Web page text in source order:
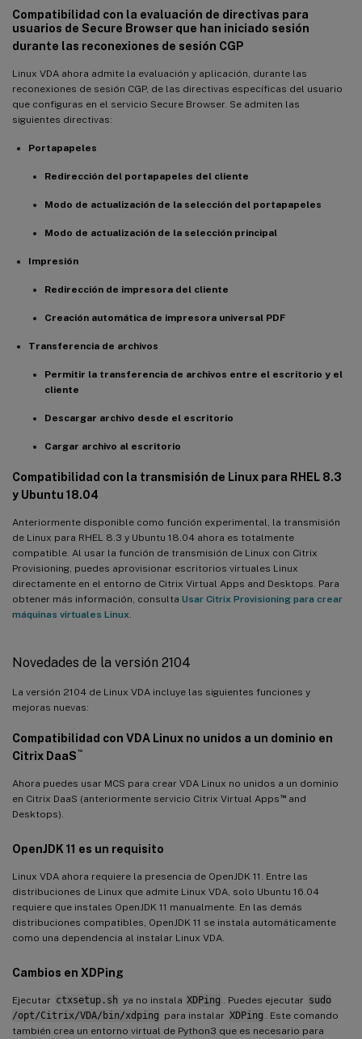
Compatibilidad con la evaluación de directivas para
usuarios de Secure Browser que han iniciado sesión
durante las reconexiones de sesión CGP
Linux VDA ahora admite la evaluación y aplicación, durante las
reconexiones de sesión CGP, de las directivas específicas del usuario
que configuras en el servicio Secure Browser. Se admiten las
siguientes directivas:
Portapapeles
Redirección del portapapeles del cliente
Modo de actualización de la selección del portapapeles
Modo de actualización de la selección principal
Impresión
Redirección de impresora del cliente
Creación automática de impresora universal PDF
Transferencia de archivos
Permitir la transferencia de archivos entre el escritorio y el
cliente
Descargar archivo desde el escritorio
Cargar archivo al escritorio
Compatibilidad con la transmisión de Linux para RHEL 8.3
y Ubuntu 18.04
Anteriormente disponible como función experimental, la transmisión
de Linux para RHEL 8.3 y Ubuntu 18.04 ahora es totalmente
compatible. Al usar la función de transmisión de Linux con Citrix
Provisioning, puedes aprovisionar escritorios virtuales Linux
directamente en el entorno de Citrix Virtual Apps and Desktops. Para
obtener más información, consulta Usar Citrix Provisioning para crear
máquinas virtuales Linux
Novedades de la versión 2104
La versión 2104 de Linux VDA incluye las siguientes funciones y
mejoras nuevas:
Compatibilidad con VDA Linux no unidos a un dominio en
Citrix DaaS ™
Ahora puedes usar MCS para crear VDA Linux no unidos a un dominio
en Citrix DaaS (anteriormente servicio Citrix Virtual Apps ™and
Desktops).
OpenJDK 11 es un requisito
Linux VDA ahora requiere la presencia de OpenJDK 11. Entre las
distribuciones de Linux que admite Linux VDA, solo Ubuntu 16.04
requiere que instales OpenJDK 11 manualmente. En las demás
distribuciones compatibles, OpenJDK 11 se instala automáticamente
como una dependencia al instalar Linux VDA.
Cambios en XDPing
Ejecutar ctxsetup.sh ya no instala XDPing . Puedes ejecutar sudo
/opt/Citrix/VDA/bin/xdping para instalar XDPing
. Este comando
también crea un entorno virtual de Python3 que es necesario para